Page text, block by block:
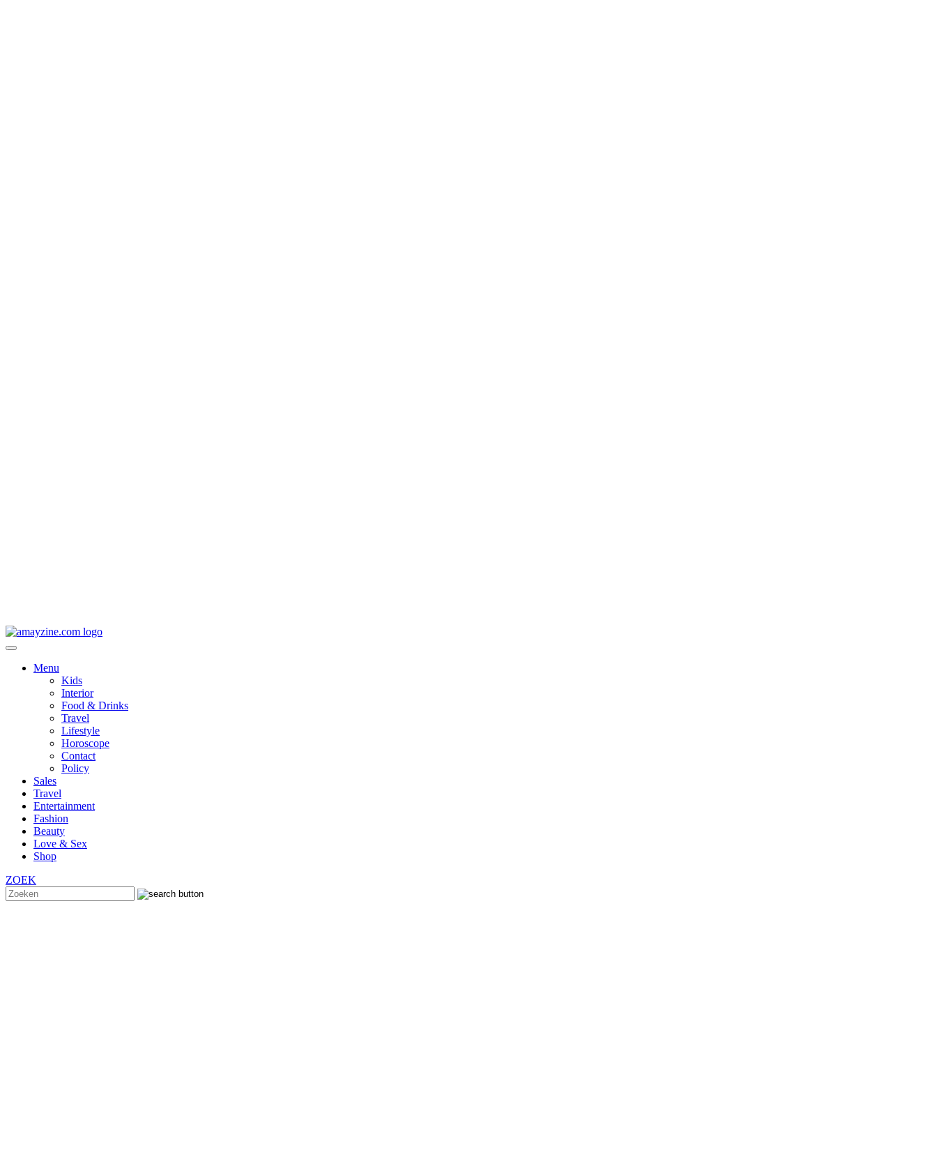
Menu
Kids
Interior
Food & Drinks
Travel
Lifestyle
Horoscope
Contact
Policy
Sales
Travel
Entertainment
Fashion
Beauty
Love & Sex
Shop
ZOEK